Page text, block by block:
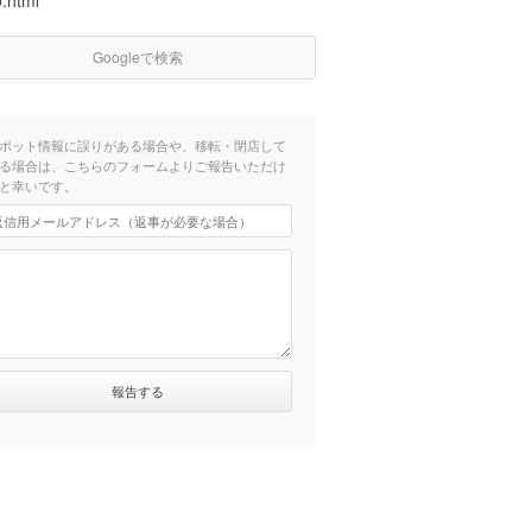
Googleで検索
ット情報に誤りがある場合や、移転・閉店して
場合は、こちらのフォームよりご報告いただけ
幸いです。